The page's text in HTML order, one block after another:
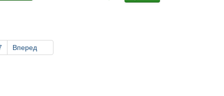
Вперед